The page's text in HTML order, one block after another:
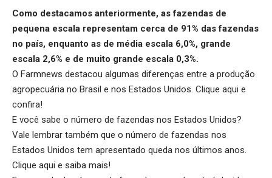
Como destacamos anteriormente, as fazendas de
pequena escala representam cerca de 91% das fazendas
no país, enquanto as de média escala 6,0%, grande
escala 2,6% e de muito grande escala 0,3%.
O Farmnews destacou algumas diferenças entre a produção
agropecuária no Brasil e nos Estados Unidos. Clique aqui e
confira!
E você sabe o número de fazendas nos Estados Unidos?
Vale lembrar também que o número de fazendas nos
Estados Unidos tem apresentado queda nos últimos anos.
Clique aqui e saiba mais!